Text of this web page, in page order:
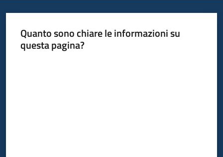
Quanto sono chiare le informazioni su
questa pagina?